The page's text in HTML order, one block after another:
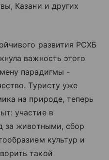
Казани и других
развития РСХБ
важность этого
парадигмы -
Туристу уже
на природе, теперь
участие в
за животными, сбор
культур и
такой